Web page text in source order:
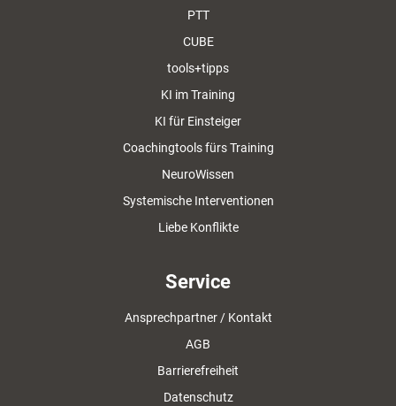
PTT
CUBE
tools+tipps
KI im Training
KI für Einsteiger
Coachingtools fürs Training
NeuroWissen
Systemische Interventionen
Liebe Konflikte
Service
Ansprechpartner / Kontakt
AGB
Barrierefreiheit
Datenschutz